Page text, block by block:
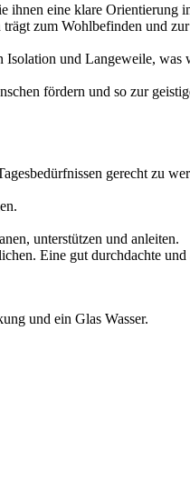
ihnen eine klare Orientierung
zum Wohlbefinden und
und Langeweile, was
fördern und so zur
gerecht zu
unterstützen und anleiten.
Eine gut durchdachte